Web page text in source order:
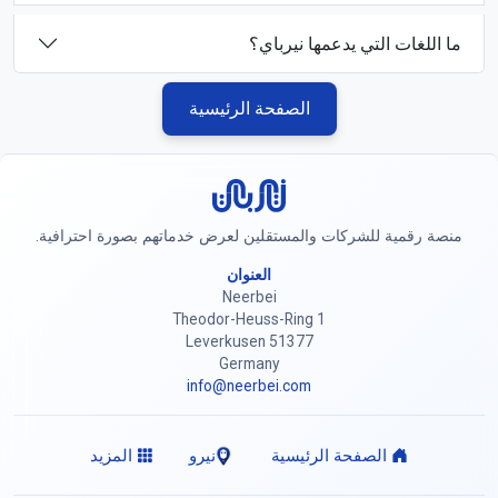
ما اللغات التي يدعمها نيرباي؟
الصفحة الرئيسية
Neerbei
منصة رقمية للشركات والمستقلين لعرض خدماتهم بصورة احترافية.
العنوان
Neerbei
Germany
info@neerbei.com
الصفحة الرئيسية نيرو المزيد